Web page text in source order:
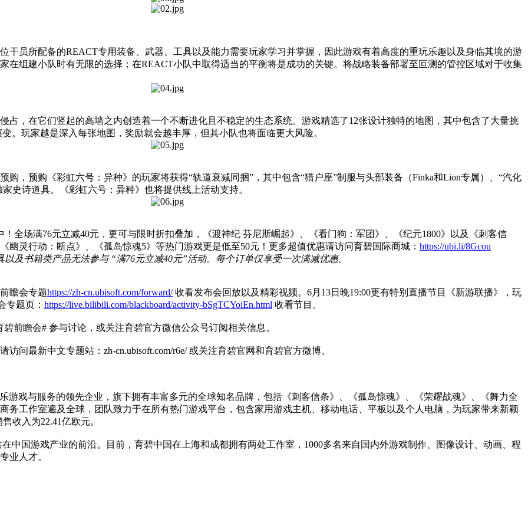
干员所配备的REACT专用装备、武器、工具以及能力需要玩家学习并掌握，因此游戏有着高度的重玩乐趣以及身临其境的游
在组建小队时有无限的选择；在REACT小队中取得适当的平衡将是成功的关键。将战略装备部署至叵测的管控区域对于收集
占，在它们竖起的高墙之内创造着一个不断进化且不稳定的生态系统。游戏精选了12张设计独特的地图，其中包含了大量挑
。玩家越是深入每张地图，奖励就会越丰厚，但其小队也将面临更大风险。
购，预购《彩虹六号：异种》的玩家将获得“轨道衰减同捆”，其中包含“猎户座”制服与头部装备（Finka和Lion专属）、“汽化
史诗道具。《彩虹六号：异种》也将提供线上活动支持。
全场满76元立减40元，更可与限时折扣叠加，《渡神纪 芬尼斯崛起》、《看门狗：军团》、《纪元1800》以及《刺客信
幽灵行动：断点》、《孤岛惊魂5》等热门游戏更是低至50元！更多超值优惠请访问育碧国际商城： https://ubi.li/8Gcou
及书籍类产品无法参与 “满76元立减40元”活动。每个订单仅享受一次满减优惠。
瞻会专题https://zh-cn.ubisoft.com/forward/收看发布会回放以及精彩视频。6月13日晚19:00更有特别直播节目《新游联播》，玩
专题页： https://live.bilibili.com/blackboard/activity-bSgTCYoiEn.html 收看节目。
前瞻会# 参与讨论，或关注育碧官方微信公众号订阅相关信息。
问最新中文专题站：zh-cn.ubisoft.com/r6e/ 或关注育碧官网和育碧官方微博。
游戏与服务的领先企业，旗下拥有丰富多元的全球知名品牌，包括《刺客信条》、《孤岛惊魂》、《荣耀战魂》、《舞力全
务工作室遍及全球，团队致力于在所有热门游戏平台，包含家用游戏主机、移动电话、平板以及个人电脑，为玩家带来新颖
收入为22.41亿欧元。
中国游戏产业的前沿。目前，育碧中国在上海和成都拥有两处工作室，1000多名来自国内外游戏制作、图像设计、动画、程
业人才。